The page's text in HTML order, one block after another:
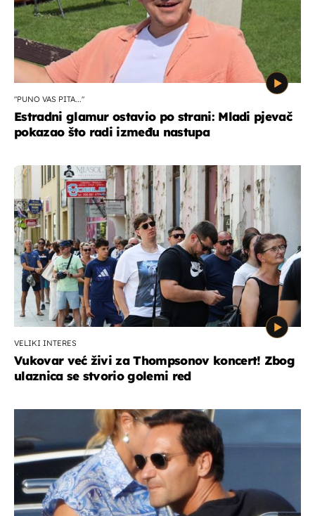
"PUNO VAS PITA..."
Estradni glamur ostavio po strani: Mladi pjevač
pokazao što radi između nastupa
VELIKI INTERES
Vukovar već živi za Thompsonov koncert! Zbog
ulaznica se stvorio golemi red